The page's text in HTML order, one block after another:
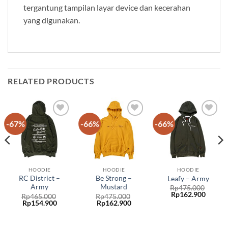
tergantung tampilan layar device dan kecerahan
yang digunakan.
RELATED PRODUCTS
-67%
Add to
wishlist
HOODIE
RC District –
Army
Rp465.000
Rp154.900
-66%
Add to
wishlist
HOODIE
Be Strong –
Mustard
Rp475.000
Rp162.900
-66%
Add to
wishlist
HOODIE
Leafy – Army
Rp475.000
Rp162.900